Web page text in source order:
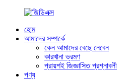
হোম
আমাদের সম্পর্কে
কেন আমাদের বেছে নেবেন
কারখানা ভ্রমণ
প্রায়শই জিজ্ঞাসিত প্রশ্নাবলী
পণ্য